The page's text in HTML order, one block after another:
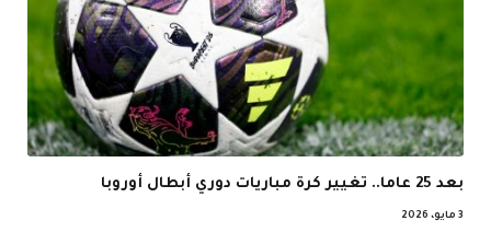
بعد 25 عاما.. تغيير كرة مباريات دوري أبطال أوروبا
3 مايو، 2026